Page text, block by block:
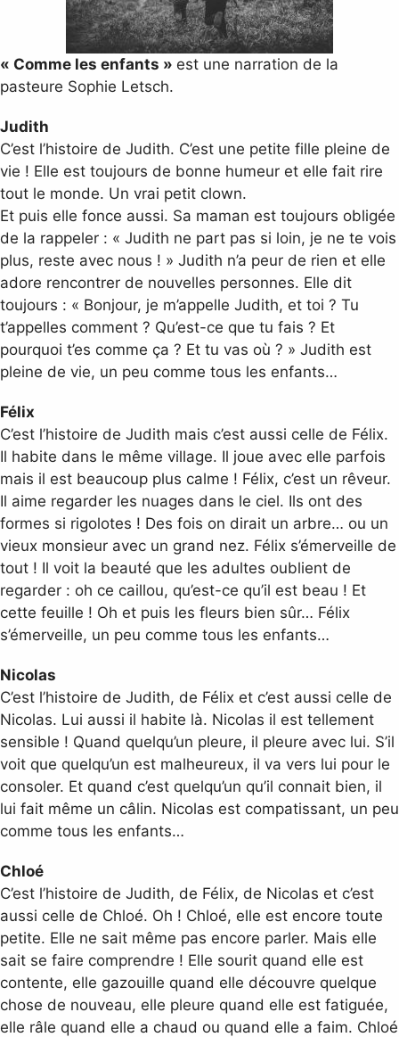
« Comme les enfants » est une narration de la
pasteure Sophie Letsch.
Judith
C’est l’histoire de Judith. C’est une petite fille pleine de
vie ! Elle est toujours de bonne humeur et elle fait rire
tout le monde. Un vrai petit clown.
Et puis elle fonce aussi. Sa maman est toujours obligée
de la rappeler : « Judith ne part pas si loin, je ne te vois
plus, reste avec nous ! » Judith n’a peur de rien et elle
adore rencontrer de nouvelles personnes. Elle dit
toujours : « Bonjour, je m’appelle Judith, et toi ? Tu
t’appelles comment ? Qu’est-ce que tu fais ? Et
pourquoi t’es comme ça ? Et tu vas où ? » Judith est
pleine de vie, un peu comme tous les enfants…
Félix
C’est l’histoire de Judith mais c’est aussi celle de Félix.
Il habite dans le même village. Il joue avec elle parfois
mais il est beaucoup plus calme ! Félix, c’est un rêveur.
Il aime regarder les nuages dans le ciel. Ils ont des
formes si rigolotes ! Des fois on dirait un arbre… ou un
vieux monsieur avec un grand nez. Félix s’émerveille de
tout ! Il voit la beauté que les adultes oublient de
regarder : oh ce caillou, qu’est-ce qu’il est beau ! Et
cette feuille ! Oh et puis les fleurs bien sûr… Félix
s’émerveille, un peu comme tous les enfants…
Nicolas
C’est l’histoire de Judith, de Félix et c’est aussi celle de
Nicolas. Lui aussi il habite là. Nicolas il est tellement
sensible ! Quand quelqu’un pleure, il pleure avec lui. S’il
voit que quelqu’un est malheureux, il va vers lui pour le
consoler. Et quand c’est quelqu’un qu’il connait bien, il
lui fait même un câlin. Nicolas est compatissant, un peu
comme tous les enfants…
Chloé
C’est l’histoire de Judith, de Félix, de Nicolas et c’est
aussi celle de Chloé. Oh ! Chloé, elle est encore toute
petite. Elle ne sait même pas encore parler. Mais elle
sait se faire comprendre ! Elle sourit quand elle est
contente, elle gazouille quand elle découvre quelque
chose de nouveau, elle pleure quand elle est fatiguée,
elle râle quand elle a chaud ou quand elle a faim. Chloé